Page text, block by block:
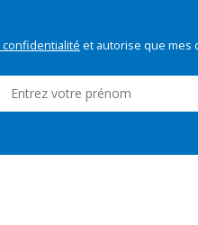
et autorise que mes